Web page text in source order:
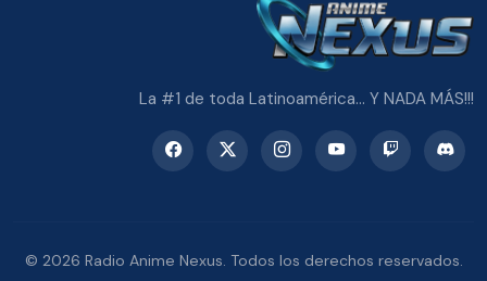
La #1 de toda Latinoamérica... Y NADA MÁS!!!
© 2026 Radio Anime Nexus. Todos los derechos reservados.